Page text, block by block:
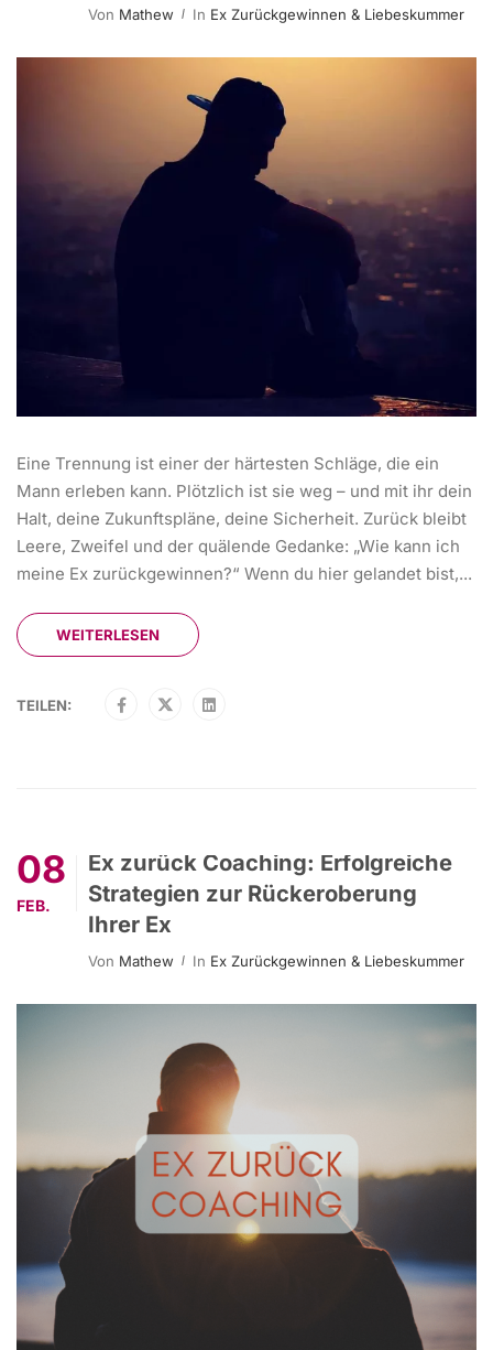
Von Mathew In Ex Zurückgewinnen & Liebeskummer
Eine Trennung ist einer der härtesten Schläge, die ein
Mann erleben kann. Plötzlich ist sie weg – und mit ihr dein
Halt, deine Zukunftspläne, deine Sicherheit. Zurück bleibt
Leere, Zweifel und der quälende Gedanke: „Wie kann ich
meine Ex zurückgewinnen?“ Wenn du hier gelandet bist,...
WEITERLESEN
TEILEN:
08
FEB.
Ex zurück Coaching: Erfolgreiche
Strategien zur Rückeroberung
Ihrer Ex
Von Mathew In Ex Zurückgewinnen & Liebeskummer